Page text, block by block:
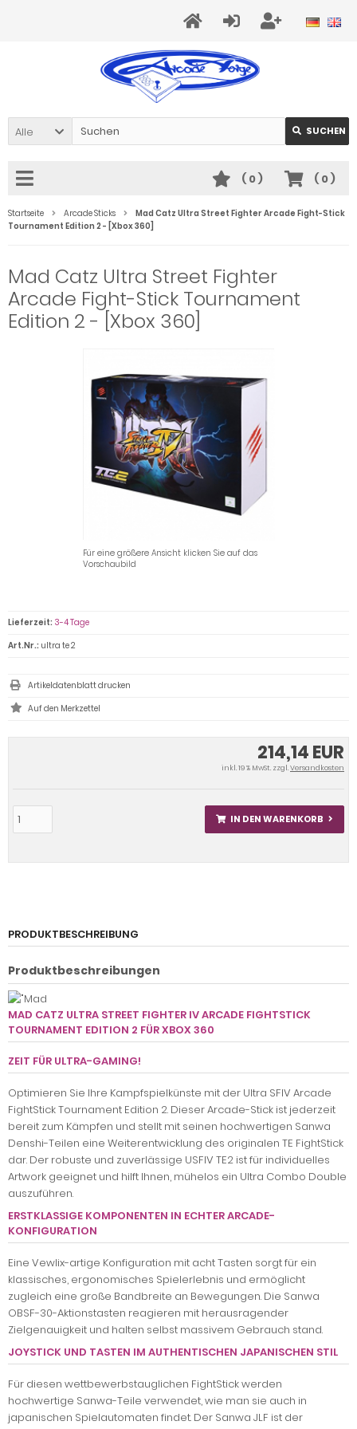
Alle SUCHEN
( 0)
( 0)
Startseite Arcade Sticks
Mad Catz Ultra Street Fighter Arcade Fight-Stick
Tournament Edition 2 - [Xbox 360]
Mad Catz Ultra Street Fighter
Arcade Fight-Stick Tournament
Edition 2 - [Xbox 360]
Für eine größere Ansicht klicken Sie auf das
Vorschaubild
214,14 EUR
inkl. 19 % MwSt. zzgl.Versandkosten
IN DEN WARENKORB
Lieferzeit: 3-4 Tage
Art.Nr.: ultra te 2
Artikeldatenblatt drucken
PRODUKTBESCHREIBUNG
Produktbeschreibungen
MAD CATZ ULTRA STREET FIGHTER IV ARCADE FIGHTSTICK
TOURNAMENT EDITION 2 FÜR XBOX 360
ZEIT FÜR ULTRA-GAMING!
Optimieren Sie Ihre Kampfspielkünste mit der Ultra SFIV Arcade
FightStick Tournament Edition 2. Dieser Arcade-Stick ist jederzeit
bereit zum Kämpfen und stellt mit seinen hochwertigen Sanwa
Denshi-Teilen eine Weiterentwicklung des originalen TE FightStick
dar. Der robuste und zuverlässige USFIV TE2 ist für individuelles
Artwork geeignet und hilft Ihnen, mühelos ein Ultra Combo Double
auszuführen.
ERSTKLASSIGE KOMPONENTEN IN ECHTER ARCADE-
KONFIGURATION
Eine Vewlix-artige Konfiguration mit acht Tasten sorgt für ein
klassisches, ergonomisches Spielerlebnis und ermöglicht
zugleich eine große Bandbreite an Bewegungen. Die Sanwa
OBSF-30-Aktionstasten reagieren mit herausragender
Zielgenauigkeit und halten selbst massivem Gebrauch stand.
JOYSTICK UND TASTEN IM AUTHENTISCHEN JAPANISCHEN STIL
Für diesen wettbewerbstauglichen FightStick werden
hochwertige Sanwa-Teile verwendet, wie man sie auch in
japanischen Spielautomaten findet. Der Sanwa JLF ist der